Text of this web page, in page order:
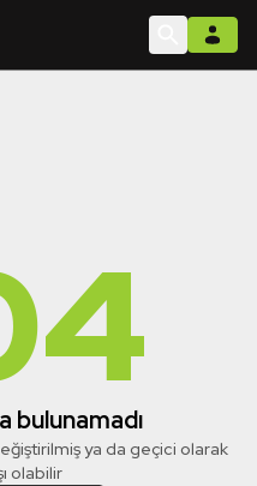
bulunamadı
ya da geçici olarak
olabilir